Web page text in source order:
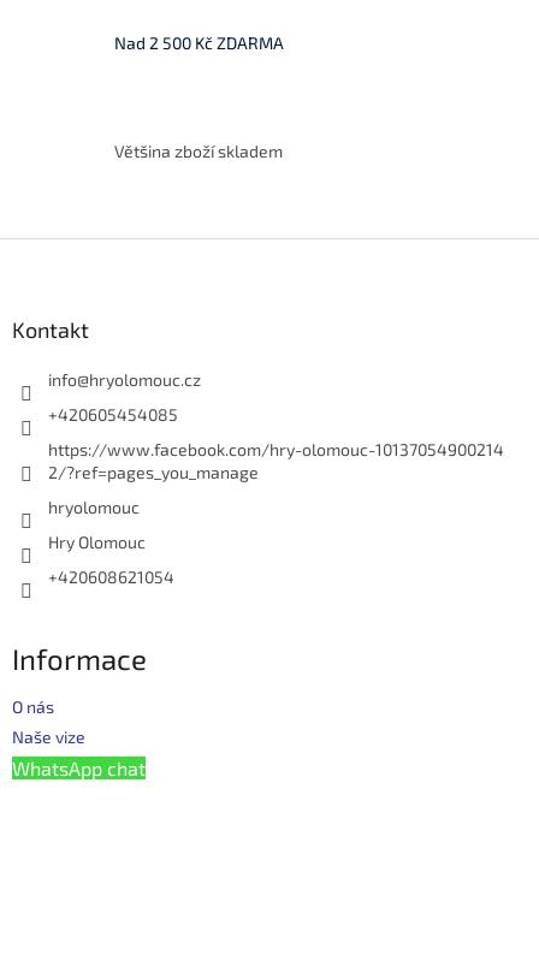
k
i
Nad 2 500 Kč ZDARMA
Většina zboží skladem
Kontakt
info@hryolomouc.cz
+420605454085
https://www.facebook.com/hry-olomouc-10137054900214
2/?ref=pages_you_manage
hryolomouc
Hry Olomouc
+420608621054
Informace
O nás
Naše vize
WhatsApp chat